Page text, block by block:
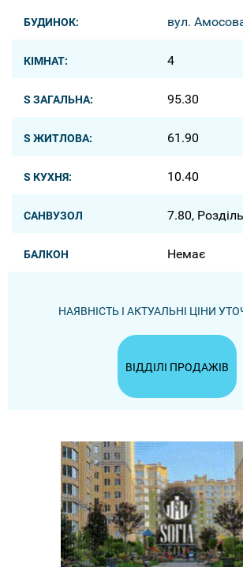
БУДИНОК: вул.
КІМНАТ: 4
S ЗАГАЛЬНА: 95.30
S ЖИТЛОВА: 61.90
S КУХНЯ: 10.40
САНВУЗОЛ 7.80,
БАЛКОН Немає
НАЯВНІСТЬ І АКТУАЛЬНІ ЦІНИ
ВІДДІЛІ ПРОДАЖІВ